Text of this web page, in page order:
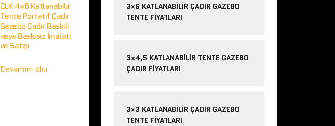
CLK 4×6 Katlanabilir
Tente Portatif Çadır
Gazebo Çadır Baskılı
veya Baskısız İmalatı
ve Satışı
Devamını oku
3×6 KATLANABILIR ÇADIR GAZEBO
TENTE FIYATLARI
3×4,5 KATLANABILIR TENTE GAZEBO
ÇADIR FIYATLARI
3×3 KATLANABILIR ÇADIR GAZEBO
TENTE FIYATLARI